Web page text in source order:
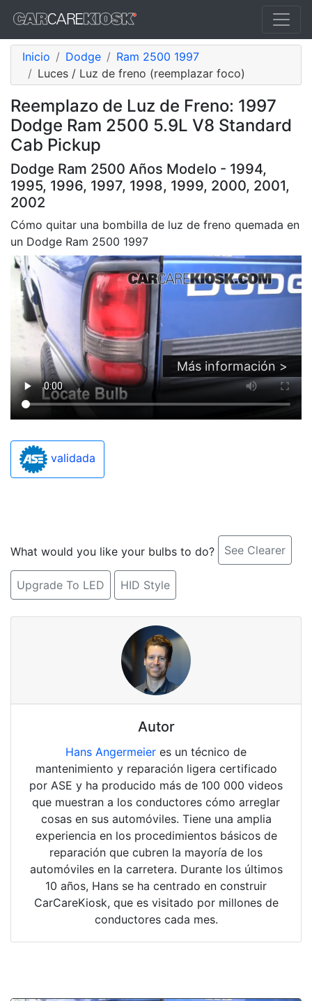
Inicio Dodge
Ram 2500 1997
Luces / Luz de freno (reemplazar foco)
Reemplazo de Luz de Freno: 1997
Dodge Ram 2500 5.9L V8 Standard
Cab Pickup
Dodge Ram 2500 Años Modelo - 1994,
1995, 1996, 1997, 1998, 1999, 2000, 2001,
2002
Cómo quitar una bombilla de luz de freno quemada en
un Dodge Ram 2500 1997
Más información >
validada
What would you like your bulbs to do? See Clearer
Upgrade To LED HID Style
Autor
Hans Angermeier es un técnico de
mantenimiento y reparación ligera certificado
por ASE y ha producido más de 100 000 videos
que muestran a los conductores cómo arreglar
cosas en sus automóviles. Tiene una amplia
experiencia en los procedimientos básicos de
reparación que cubren la mayoría de los
automóviles en la carretera. Durante los últimos
10 años, Hans se ha centrado en construir
CarCareKiosk, que es visitado por millones de
conductores cada mes.